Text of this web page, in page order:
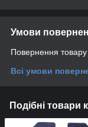
Умови
Повернення
Всі умови
Подібні товари